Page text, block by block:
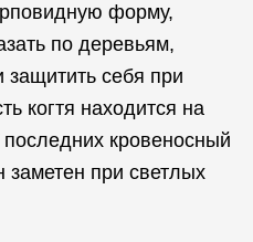
форму,
по деревьям,
защитить себя при
когтя находится на
последних кровеносный
заметен при светлых